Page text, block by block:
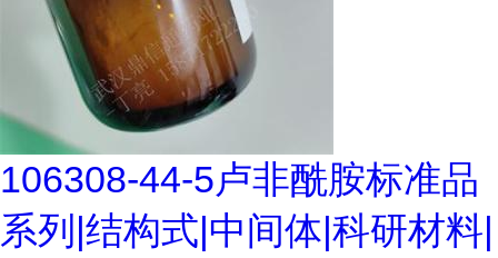
106308-44-5卢非酰胺标准品
系列|结构式|中间体|科研材料|